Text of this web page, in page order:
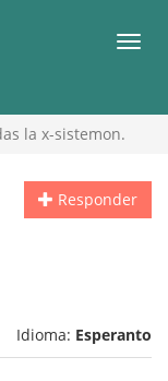
la x-sistemon.
Responder
Idioma: Esperanto